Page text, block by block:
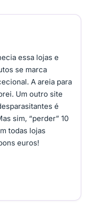
essa lojas e
se marca
A areia para
Um outro site
é
sim, “perder” 10
todas lojas
euros!